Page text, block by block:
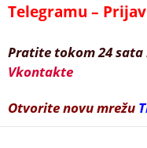
Telegramu –
Pratite tokom 24 sata
Vkontakte
Otvorite novu mrežu